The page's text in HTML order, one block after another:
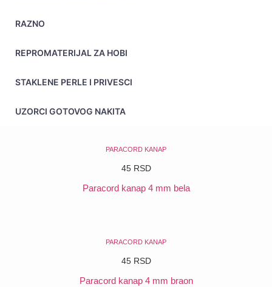
RAZNO
REPROMATERIJAL ZA HOBI
STAKLENE PERLE I PRIVESCI
UZORCI GOTOVOG NAKITA
PARACORD KANAP
45 RSD
Paracord kanap 4 mm bela
PARACORD KANAP
45 RSD
Paracord kanap 4 mm braon